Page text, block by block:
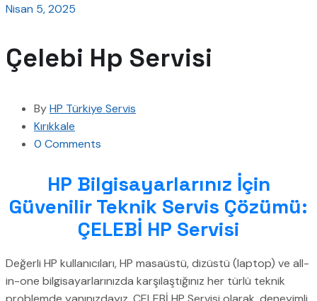
Nisan 5, 2025
Çelebi Hp Servisi
ByHP Türkiye Servis
Kırıkkale
0 Comments
HP Bilgisayarlarınız İçin
Güvenilir Teknik Servis Çözümü:
ÇELEBİ HP Servisi
Değerli HP kullanıcıları, HP masaüstü, dizüstü (laptop) ve all-
in-one bilgisayarlarınızda karşılaştığınız her türlü teknik